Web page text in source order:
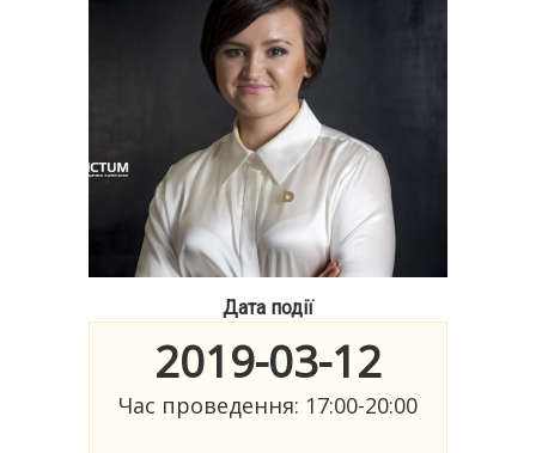
Дата події
2019-03-12
Час проведення: 17:00-20:00